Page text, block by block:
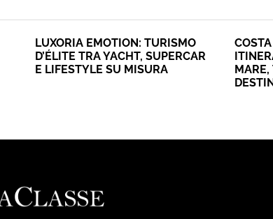
LUXORIA EMOTION: TURISMO
D’ÉLITE TRA YACHT, SUPERCAR
E LIFESTYLE SU MISURA